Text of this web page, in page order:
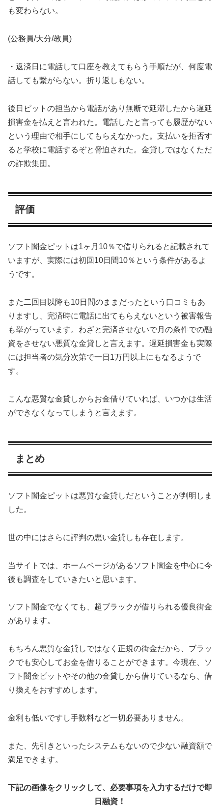
も変わらない。
(公務員/大分/教員)
・返済日に電話して口座を教えてもらう手順だが、何度電
話しても繋がらない。折り返しもない。
後日ピットの担当から電話があり無断で延滞したから遅延
損害金を払えと言われた。電話したと言っても履歴がない
という理由で相手にしてもらえなかった。支払いを拒否す
ると学校に電話するぞと脅迫された。金貸しではなくただ
の詐欺集団。
評価
ソフト闇金ピットは1ヶ月10％で借りられると記載されて
いますが、実際には初回10日間10％という条件があるよ
うです。
また二回目以降も10日間のままだったという口コミもあ
りますし、完済時に電話に出てもらえないという被害報告
も挙がっています。わざと完済させないで月の条件での融
資をさせない悪質な金貸しと言えます。遅延損害金も実際
には担当者の気分次第で一日1万円以上にもなるようで
す。
こんな悪質な金貸しからお金借りていれば、いつかは生活
ができなくなってしまうと言えます。
まとめ
ソフト闇金ピットは悪質な金貸しだということが判明しま
した。
世の中にはさらに評判の悪い金貸しも存在します。
当サイトでは、ホームページがあるソフト闇金を中心に今
後も調査をしていきたいと思います。
ソフト闇金でなくても、超ブラックが借りられる優良街金
があります。
もちろん悪質な金貸しではなく正規の街金だから、ブラッ
クでも安心してお金を借りることができます。今現在、ソ
フト闇金ピットやその他の金貸しから借りているなら、借
り換えをおすすめします。
金利も低いですし手数料など一切必要ありません。
また、先引きといったシステムもないので少ない融資額で
満足できます。
下記の画像をクリックして、必要事項を入力するだけで即
日融資！